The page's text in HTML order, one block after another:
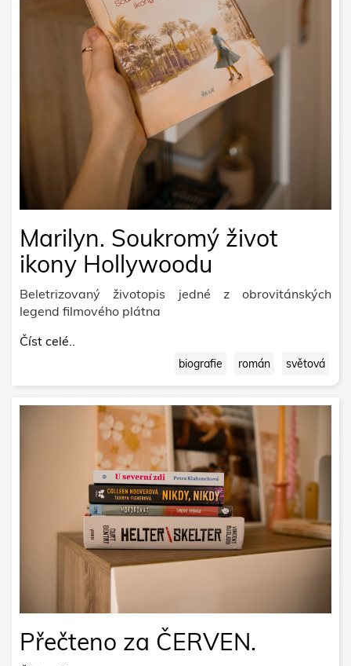
Marilyn. Soukromý život
ikony Hollywoodu
Beletrizovaný životopis jedné z obrovitánských
legend filmového plátna
Číst celé..
biografie román světová
Přečteno za ČERVEN.